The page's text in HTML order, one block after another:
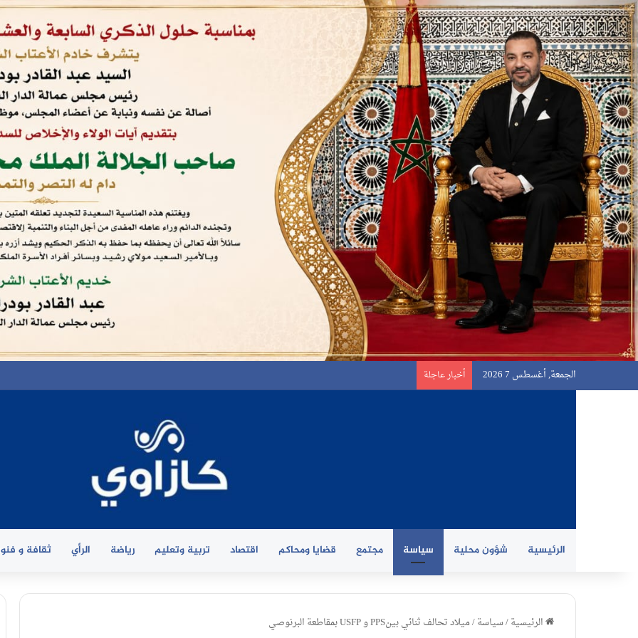
الجمعة, أغسطس 7 2026 أخبار عاجلة
الرئيسية شؤون محلية سياسة مجتمع قضايا ومحاكم اقتصاد تربية وتعليم رياضة الرأي ثقافة و
الرئيسية/سياسة/ميلاد تحالف ثنائي بينPPS و USFP بمقاطعة البرنوصي